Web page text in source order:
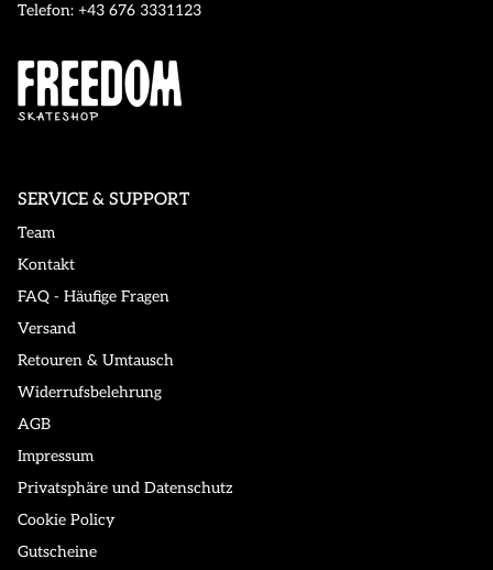
Telefon: +43 676 3331123
SERVICE & SUPPORT
Team
Kontakt
FAQ - Häufige Fragen
Versand
Retouren & Umtausch
Widerrufsbelehrung
AGB
Impressum
Privatsphäre und Datenschutz
Cookie Policy
Gutscheine